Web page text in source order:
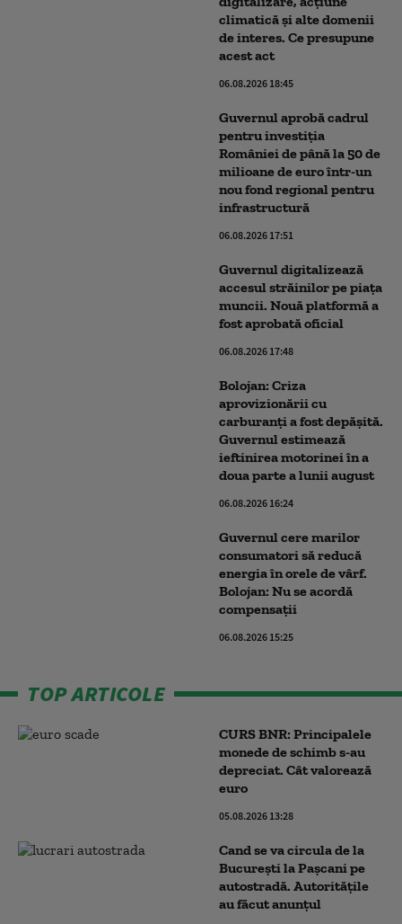
climatică şi alte domenii
de interes. Ce presupune
acest act
06.08.2026 18:45
Guvernul aprobă cadrul
pentru investiția
României de până la 50 de
milioane de euro într-un
nou fond regional pentru
infrastructură
06.08.2026 17:51
Guvernul digitalizează
accesul străinilor pe piața
muncii. Nouă platformă a
fost aprobată oficial
06.08.2026 17:48
Bolojan: Criza
aprovizionării cu
carburanți a fost depășită.
Guvernul estimează
ieftinirea motorinei în a
doua parte a lunii august
06.08.2026 16:24
Guvernul cere marilor
consumatori să reducă
energia în orele de vârf.
Bolojan: Nu se acordă
compensații
06.08.2026 15:25
TOP ARTICOLE
CURS BNR: Principalele
monede de schimb s-au
depreciat. Cât valorează
euro
05.08.2026 13:28
Cand se va circula de la
București la Pașcani pe
autostradă. Autoritățile
au făcut anunțul